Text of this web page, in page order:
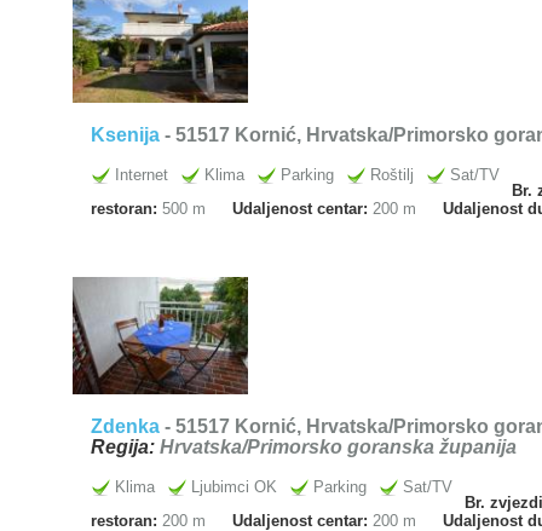
Ksenija - 51517 Kornić, Hrvatska/Primorsko
Internet Klima Parking Roštilj
Sat/TV
Br.
restoran: 500 m Udaljenost centar: 200 m Udaljenost
Zdenka - 51517 Kornić, Hrvatska/Primorsko
Regija: Hrvatska/Primorsko goranska županija
Klima Ljubimci OK Parking
Sat/TV
Br.
restoran: 200 m Udaljenost centar: 200 m Udaljenost